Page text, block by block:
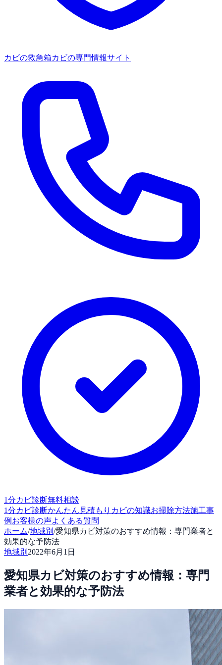
カビの救急箱カビの専門情報サイト
1分カビ診断無料相談
1分カビ診断かんたん見積もり カビの知識お掃除方法施工事
例 お客様の声よくある質問
ホーム/地域別 /愛知県カビ対策のおすすめ情報：専門業者と
効果的な予防法
地域別 2022年6月1日
愛知県カビ対策のおすすめ情報：専門
業者と効果的な予防法